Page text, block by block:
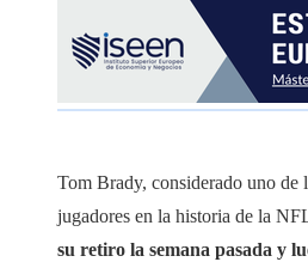
Tom Brady, considerado uno de
jugadores en la historia de la
su retiro la semana pasada y